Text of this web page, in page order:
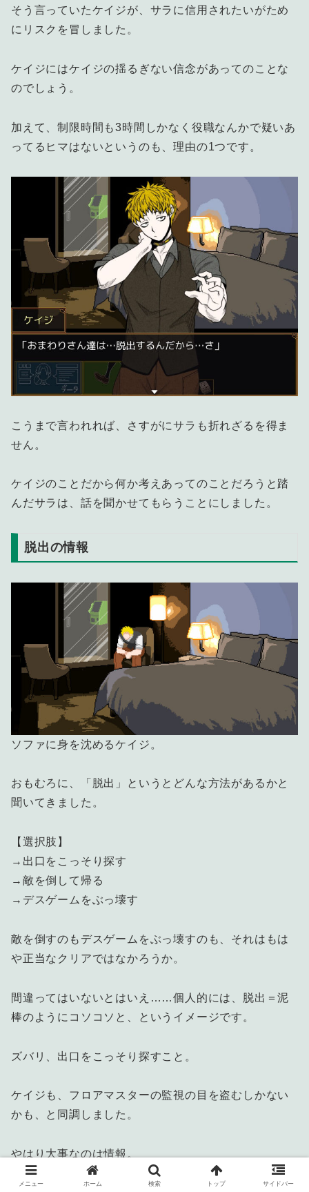
そう言っていたケイジが、サラに信用されたいがため
にリスクを冒しました。
ケイジにはケイジの揺るぎない信念があってのことな
のでしょう。
加えて、制限時間も3時間しかなく役職なんかで疑いあ
ってるヒマはないというのも、理由の1つです。
こうまで言われれば、さすがにサラも折れざるを得ま
せん。
ケイジのことだから何か考えあってのことだろうと踏
んだサラは、話を聞かせてもらうことにしました。
脱出の情報
ソファに身を沈めるケイジ。
おもむろに、「脱出」というとどんな方法があるかと
聞いてきました。
【選択肢】
→出口をこっそり探す
→敵を倒して帰る
→デスゲームをぶっ壊す
敵を倒すのもデスゲームをぶっ壊すのも、それはもは
や正当なクリアではなかろうか。
間違ってはいないとはいえ……個人的には、脱出＝泥
棒のようにコソコソと、というイメージです。
ズバリ、出口をこっそり探すこと。
ケイジも、フロアマスターの監視の目を盗むしかない
かも、と同調しました。
やはり大事なのは情報。
メニュー ホーム 検索 トップ サイドバー